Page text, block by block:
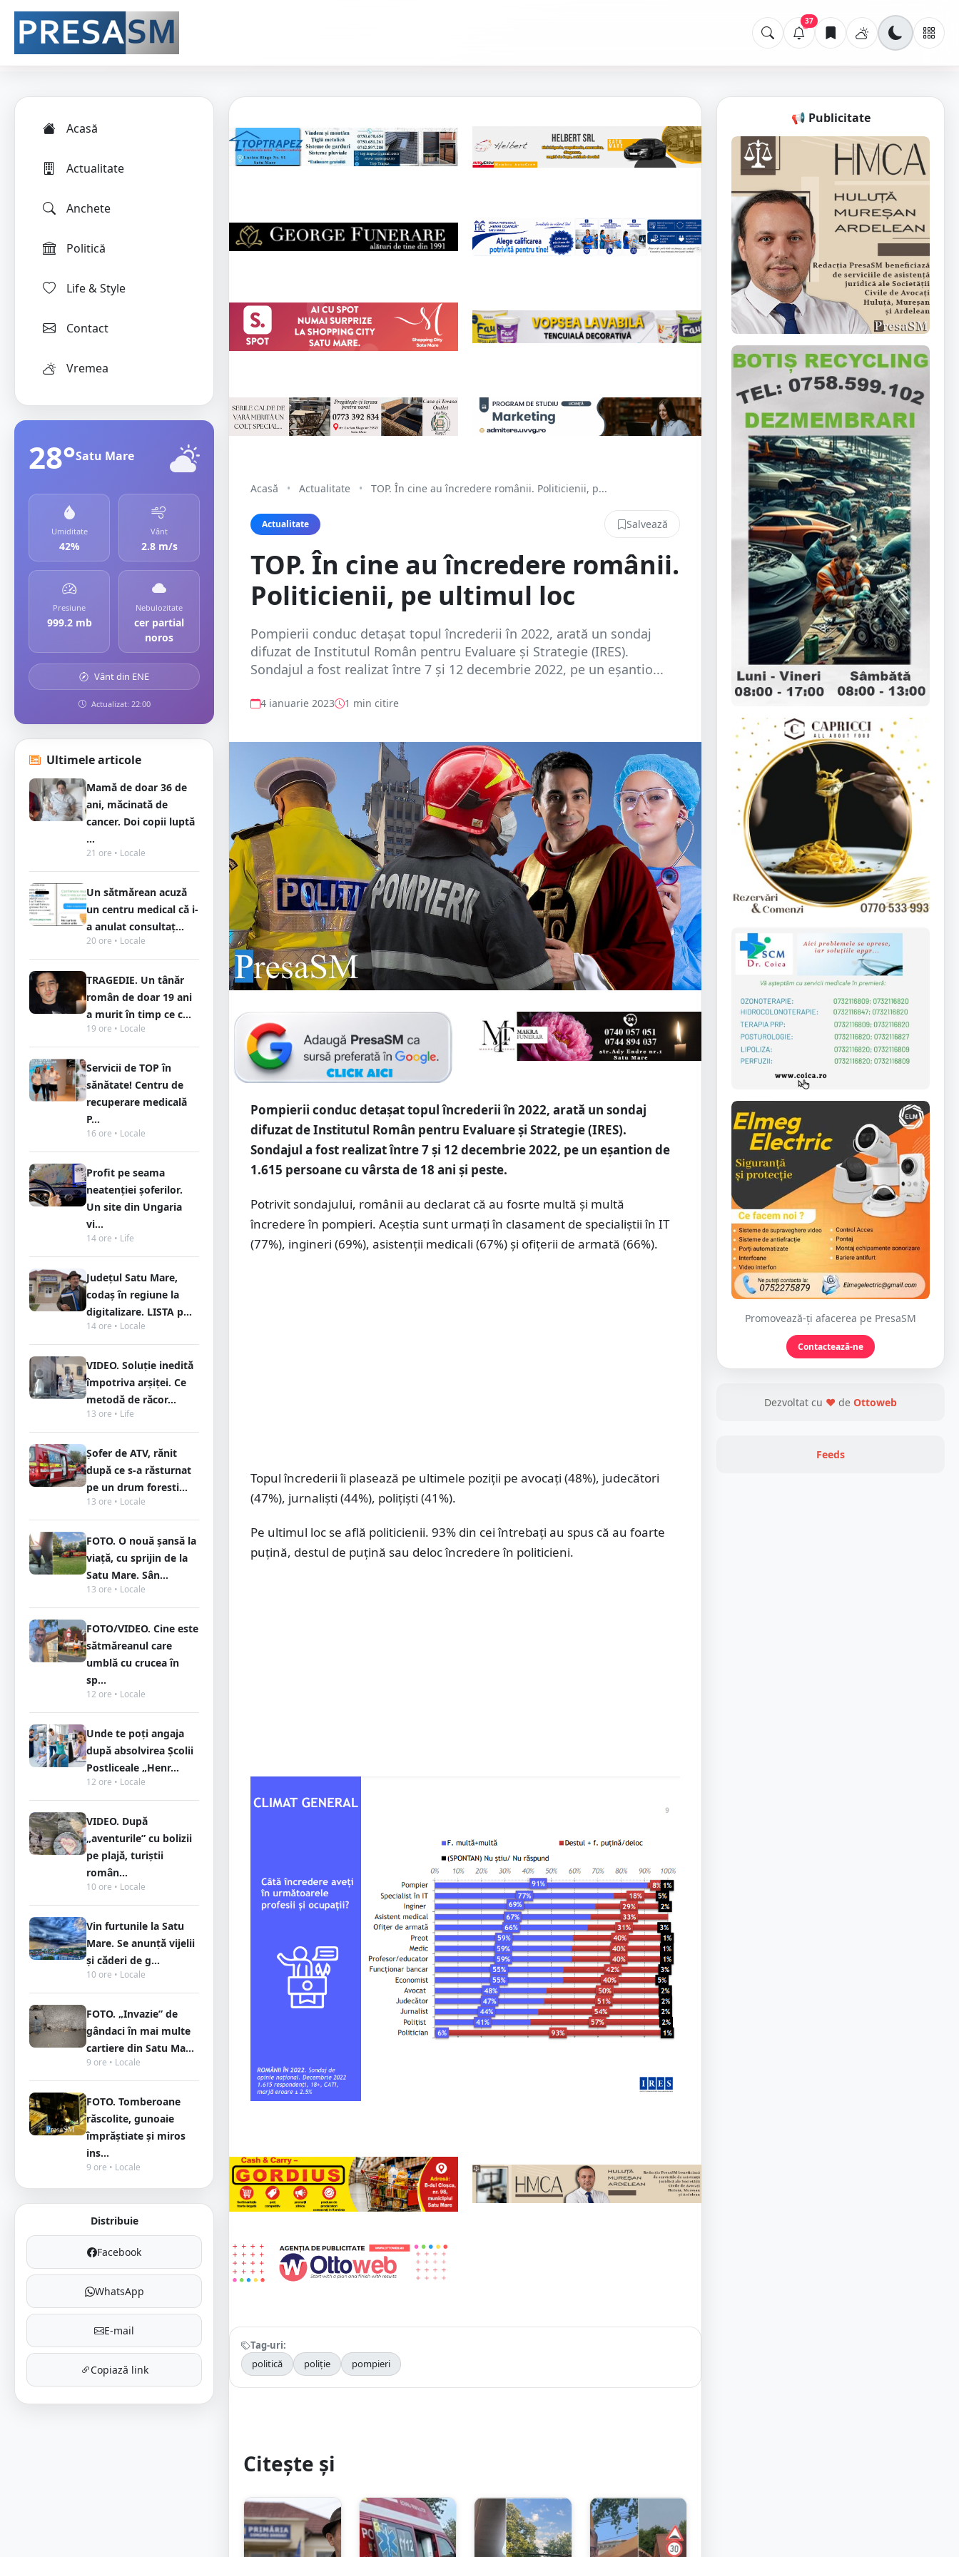
37
Acasă
Actualitate
Anchete
Politică
Life & Style
Contact
Vremea
28°Satu Mare
Umiditate
42%
Vânt
2.8 m/s
Presiune
999.2 mb
Nebulozitate
cer partial
noros
Vânt din ENE
Actualizat: 22:00
Ultimele articole
Mamă de doar 36 de
ani, măcinată de
cancer. Doi copii luptă
...
21 ore • Locale
Un sătmărean acuză
un centru medical că i-
a anulat consultaț...
20 ore • Locale
TRAGEDIE. Un tânăr
român de doar 19 ani
a murit în timp ce c...
19 ore • Locale
Servicii de TOP în
sănătate! Centru de
recuperare medicală
P...
16 ore • Locale
Profit pe seama
neatenției șoferilor.
Un site din Ungaria
vi...
14 ore • Life
Județul Satu Mare,
codaș în regiune la
digitalizare. LISTA p...
14 ore • Locale
VIDEO. Soluție inedită
împotriva arșiței. Ce
metodă de răcor...
13 ore • Life
Șofer de ATV, rănit
după ce s-a răsturnat
pe un drum foresti...
13 ore • Locale
FOTO. O nouă șansă la
viață, cu sprijin de la
Satu Mare. Sân...
13 ore • Locale
FOTO/VIDEO. Cine este
sătmăreanul care
umblă cu crucea în
sp...
12 ore • Locale
Unde te poți angaja
după absolvirea Școlii
Postliceale „Henr...
12 ore • Locale
VIDEO. După
„aventurile” cu bolizii
pe plajă, turiștii
român...
10 ore • Locale
Vin furtunile la Satu
Mare. Se anunță vijelii
și căderi de g...
10 ore • Locale
FOTO. „Invazie” de
gândaci în mai multe
cartiere din Satu Ma...
9 ore • Locale
FOTO. Tomberoane
răscolite, gunoaie
împrăștiate și miros
ins...
9 ore • Locale
Distribuie
Facebook
WhatsApp
E-mail
Copiază link
Acasă • Actualitate • TOP. În cine au încredere românii. Politicienii, p...
Actualitate Salvează
TOP. În cine au încredere românii.
Politicienii, pe ultimul loc
Pompierii conduc detașat topul încrederii în 2022, arată un sondaj
difuzat de Institutul Român pentru Evaluare și Strategie (IRES).
Sondajul a fost realizat între 7 și 12 decembrie 2022, pe un eșantio...
4 ianuarie 2023 1 min citire
Pompierii conduc detașat topul încrederii în 2022, arată un sondaj
difuzat de Institutul Român pentru Evaluare și Strategie (IRES).
Sondajul a fost realizat între 7 și 12 decembrie 2022, pe un eșantion de
1.615 persoane cu vârsta de 18 ani și peste.
Potrivit sondajului, românii au declarat că au fosrte multă și multă
încredere în pompieri. Aceștia sunt urmați în clasament de specialiștii în IT
(77%), ingineri (69%), asistenții medicali (67%) și ofițerii de armată (66%).
Topul încrederii îi plasează pe ultimele poziții pe avocați (48%), judecători
(47%), jurnaliști (44%), polițiști (41%).
Pe ultimul loc se află politicienii. 93% din cei întrebați au spus că au foarte
puțină, destul de puțină sau deloc încredere în politicieni.
Tag-uri:
politică
poliție pompieri
Citește și
📢 Publicitate
Promovează-ți afacerea pe PresaSM
Contactează-ne
Dezvoltat cu ❤ de Ottoweb
Feeds